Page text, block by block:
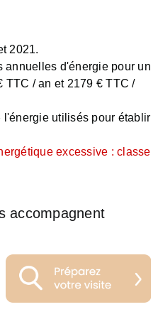
2021.
annuelles d'énergie pour un
TTC / an et 2179 € TTC /
l'énergie utilisés pour établir
excessive : classe
accompagnent